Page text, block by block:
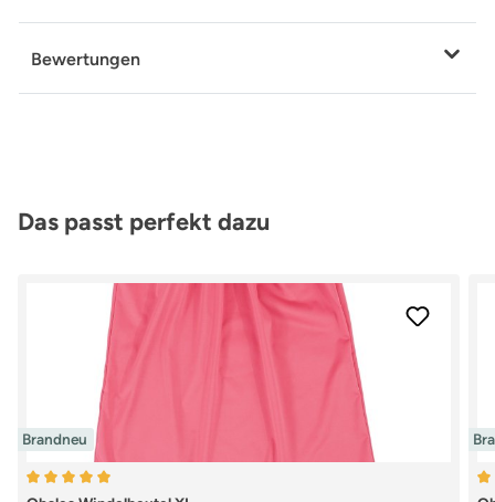
Bewertungen
Produktgalerie überspringen
Das passt perfekt dazu
Brandneu
Durchschnittliche Bewertung von 5 von 5 Sternen